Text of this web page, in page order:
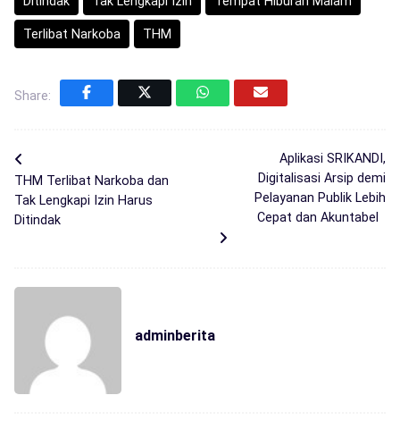
Terlibat Narkoba THM
Share:
THM Terlibat Narkoba dan
Tak Lengkapi Izin Harus
Ditindak
Aplikasi SRIKANDI,
Digitalisasi Arsip demi
Pelayanan Publik Lebih
Cepat dan Akuntabel
adminberita